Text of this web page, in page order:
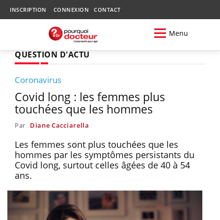
INSCRIPTION CONNEXION CONTACT
Menu
QUESTION D'ACTU
Coronavirus
Covid long : les femmes plus
touchées que les hommes
Par Diane Cacciarella
Les femmes sont plus touchées que les
hommes par les symptômes persistants du
Covid long, surtout celles âgées de 40 à 54
ans.